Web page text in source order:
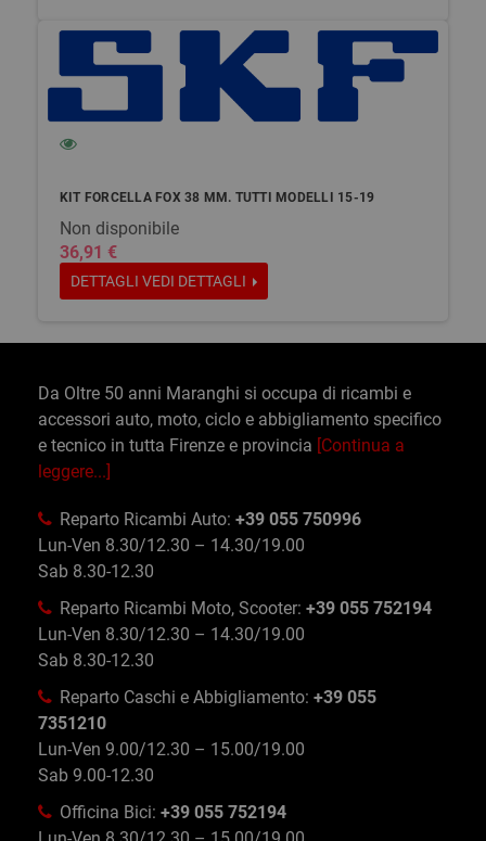
KIT FORCELLA FOX 38 MM. TUTTI MODELLI 15-19
Non disponibile
36,91 €
DETTAGLI VEDI DETTAGLI
Da Oltre 50 anni Maranghi si occupa di ricambi e
accessori auto, moto, ciclo e abbigliamento specifico
e tecnico in tutta Firenze e provincia [Continua a
leggere...]
Reparto Ricambi Auto: +39 055 750996
Lun-Ven 8.30/12.30 – 14.30/19.00
Sab 8.30-12.30
Reparto Ricambi Moto, Scooter: +39 055 752194
Lun-Ven 8.30/12.30 – 14.30/19.00
Sab 8.30-12.30
Reparto Caschi e Abbigliamento: +39 055
7351210
Lun-Ven 9.00/12.30 – 15.00/19.00
Sab 9.00-12.30
Officina Bici: +39 055 752194